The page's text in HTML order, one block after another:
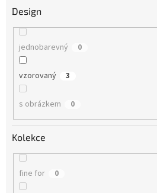
Design
jednobarevný 0
vzorovaný 3
s obrázkem 0
Kolekce
fine for 0